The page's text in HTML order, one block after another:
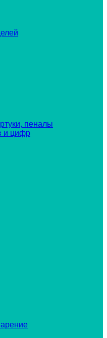
пеналы
и цифр